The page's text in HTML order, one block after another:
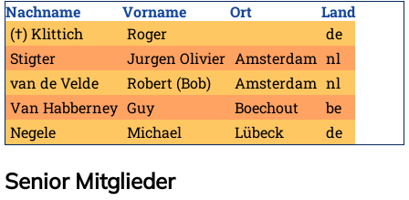
Nachname Vorname Ort
Land
(†) Klittich
Roger
de
Stigter
Jurgen Olivier Amsterdam nl
van de Velde
Robert (Bob) Amsterdam nl
Van Habberney Guy Boechout
be
Negele
Michael Lübeck de
Senior Mitglieder